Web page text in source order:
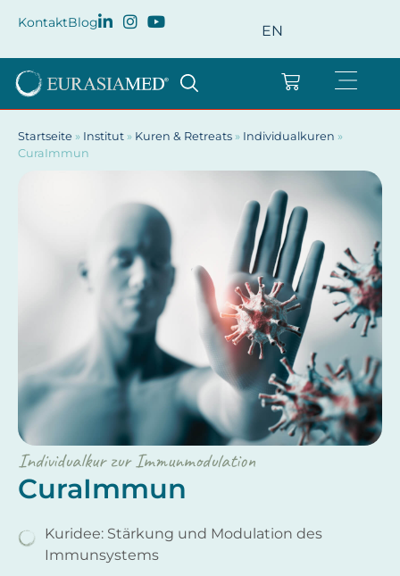
KontaktBlog EN
Startseite » Institut » Kuren & Retreats » Individualkuren »
CuraImmun
Individualkur zur Immunmodulation
CuraImmun
Kuridee: Stärkung und Modulation des
Immunsystems